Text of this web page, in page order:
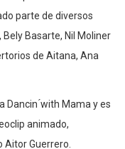
parte de diversos
Basarte, Nil Moliner
de Aitana, Ana
Dancin ́with Mama y es
animado,
Guerrero.